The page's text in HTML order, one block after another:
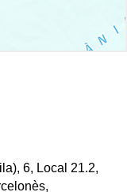
6, Local 21.2,